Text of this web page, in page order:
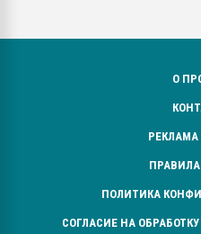
О
ПОЛИТИКА
СОГЛАСИЕ НА